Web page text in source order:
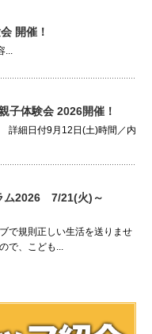
開催！
...
子体験会 2026開催！
詳細日付9月12日(土)時間／内
ム2026 7/21(火)～
で規則正しい生活を送りませ
で、こども...